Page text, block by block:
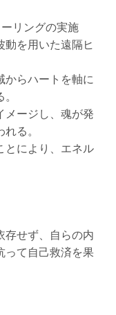
リングの実施
動を用いた遠隔ヒ
からハートを軸に
メージし、魂が発
る。
とにより、エネル
存せず、自らの内
って自己救済を果